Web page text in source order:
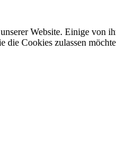
Website. Einige von
die Cookies zulassen